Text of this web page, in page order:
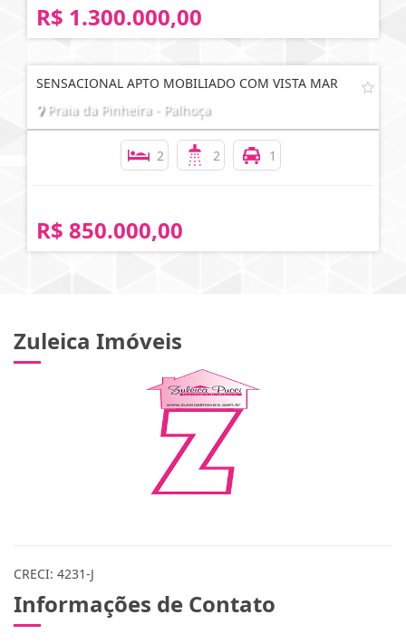
R$ 1.300.000,00
SENSACIONAL APTO MOBILIADO COM VISTA MAR
Praia da Pinheira - Palhoça
2 2 1
R$ 850.000,00
Zuleica Imóveis
CRECI: 4231-J
Informações de Contato